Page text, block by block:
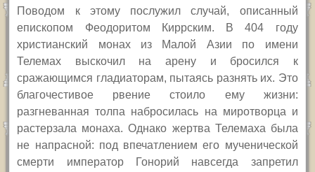
Поводом к этому послужил случай, описанный
епископом Феодоритом Киррским. В 404 году
христианский монах из Малой Азии по имени
Телемах выскочил на арену и бросился к
сражающимся гладиаторам, пытаясь разнять их. Это
благочестивое рвение стоило ему жизни:
разгневанная толпа набросилась на миротворца и
растерзала монаха. Однако жертва Телемаха была
не напрасной: под впечатлением его мученической
смерти император Гонорий навсегда запретил